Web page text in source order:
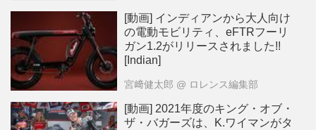
[動画] インディアンから大人向け
の電動モビリティ、eFTRフーリ
ガン1.2がリリースされました!!
[Indian]
宮﨑健太郎 @ ロレンス編集部
[動画] 2021年度のキング・オブ・
ザ・バガーズは、K.ワイマンがタ